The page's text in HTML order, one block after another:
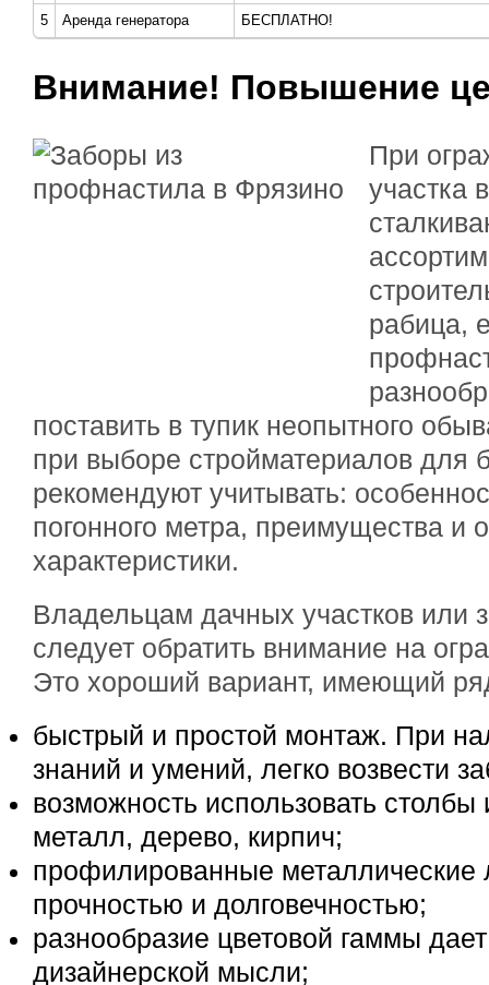
5 Аренда генератора БЕСПЛАТНО!
Внимание! Повышение
При
участка
рабица,
поставить в тупик неопытного
при выборе стройматериалов для
рекомендуют учитывать:
погонного метра, преимущества и
характеристики.
Владельцам дачных участков или
следует обратить внимание на
Это хороший вариант, имеющий
быстрый и простой монтаж. При
знаний и умений, легко возвести
возможность использовать
металл, дерево, кирпич;
профилированные металлические
прочностью и долговечностью;
разнообразие цветовой гаммы
дизайнерской мысли;